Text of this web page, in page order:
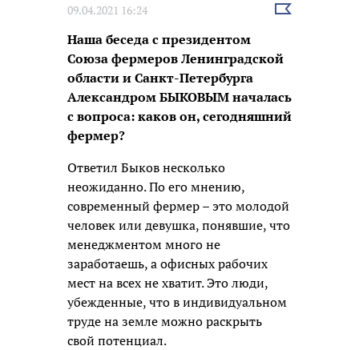
09.04.2021 16:24
Выбрать
Наша беседа с президентом
Союза фермеров Ленинградской
области и Санкт-Петербурга
Александром БЫКОВЫМ началась
с вопроса: каков он, сегодняшний
фермер?
Ответил Быков несколько
неожиданно. По его мнению,
современный фермер – это молодой
человек или девушка, понявшие, что
менеджментом много не
заработаешь, а офисных рабочих
мест на всех не хватит. Это люди,
убежденные, что в индивидуальном
труде на земле можно раскрыть
свой потенциал.